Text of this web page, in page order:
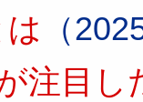
（
注目し